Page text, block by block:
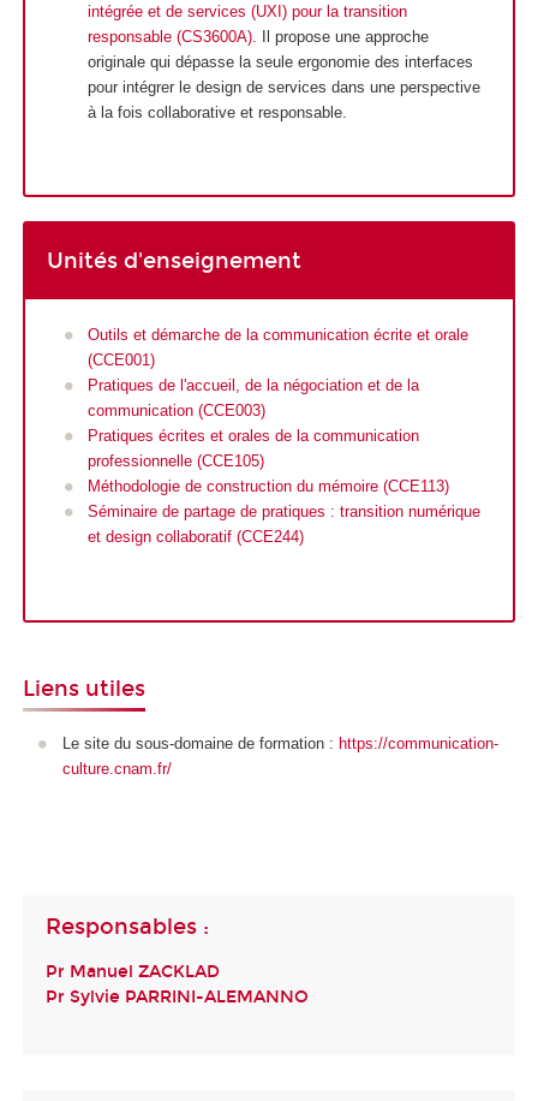
intégrée et de services (UXI) pour la transition
responsable (CS3600A) . Il propose une approche
originale qui dépasse la seule ergonomie des interfaces
pour intégrer le design de services dans une perspective
à la fois collaborative et responsable.
Unités d'enseignement
Outils et démarche de la communication écrite et orale
(CCE001)
Pratiques de l'accueil, de la négociation et de la
communication (CCE003)
Pratiques écrites et orales de la communication
professionnelle (CCE105)
Méthodologie de construction du mémoire (CCE113)
Séminaire de partage de pratiques : transition numérique
et design collaboratif (CCE244)
Liens utiles
Le site du sous-domaine de formation : https://communication-
culture.cnam.fr/
Responsables :
Pr Manuel ZACKLAD
Pr Sylvie PARRINI-ALEMANNO